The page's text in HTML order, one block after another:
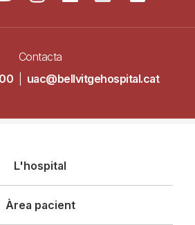
Contacta
uac@bellvitgehospital.cat
L'hospital
Àrea pacient